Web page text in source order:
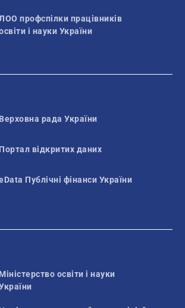
профспілки працівників
і науки України
Верховна рада України
Портал відкритих даних
Публічні фінанси України
Міністерство освіти і науки